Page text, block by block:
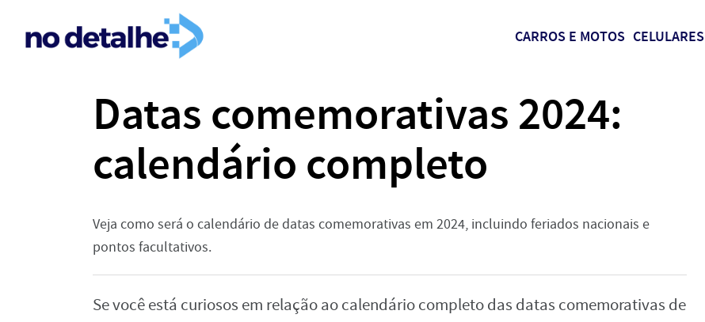
CARROS E MOTOS CELULARES
Datas comemorativas 2024:
calendário completo
Veja como será o calendário de datas comemorativas em 2024, incluindo feriados nacionais e
pontos facultativos.
Se você está curiosos em relação ao calendário completo das datas comemorativas de